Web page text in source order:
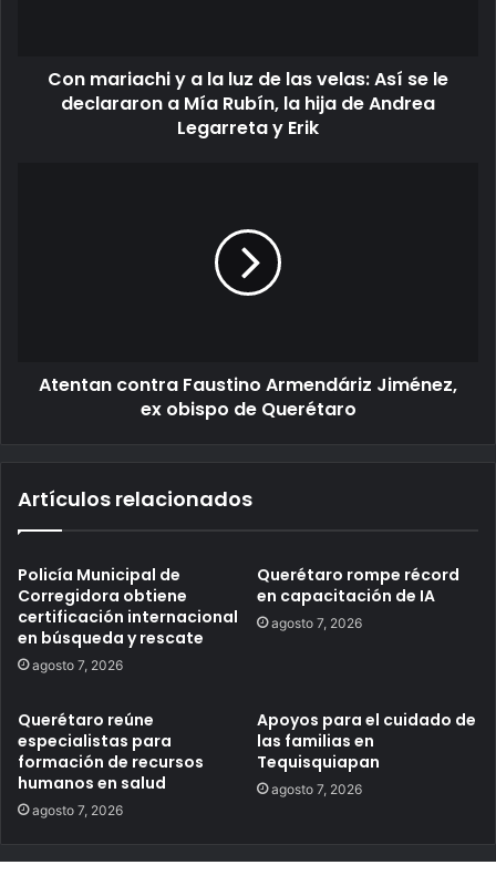
Con mariachi y a la luz de las velas: Así se le
declararon a Mía Rubín, la hija de Andrea
Legarreta y Erik
Atentan contra Faustino Armendáriz Jiménez,
ex obispo de Querétaro
Artículos relacionados
Policía Municipal de
Corregidora obtiene
certificación internacional
en búsqueda y rescate
agosto 7, 2026
Querétaro rompe récord
en capacitación de IA
agosto 7, 2026
Querétaro reúne
especialistas para
formación de recursos
humanos en salud
agosto 7, 2026
Apoyos para el cuidado de
las familias en
Tequisquiapan
agosto 7, 2026